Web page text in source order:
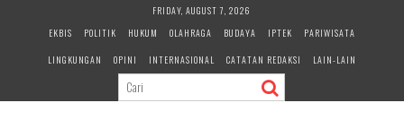
FRIDAY, AUGUST 7, 2026
EKBIS
POLITIK HUKUM OLAHRAGA BUDAYA IPTEK
PARIWISATA
LINGKUNGAN
OPINI INTERNASIONAL CATATAN REDAKSI LAIN-LAIN